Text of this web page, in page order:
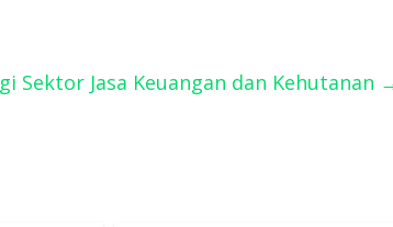
Sektor Jasa Keuangan dan Kehutanan